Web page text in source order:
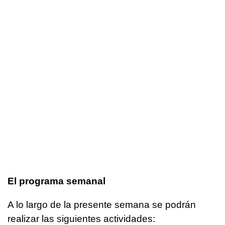
El programa semanal
A lo largo de la presente semana se podrán
realizar las siguientes actividades: